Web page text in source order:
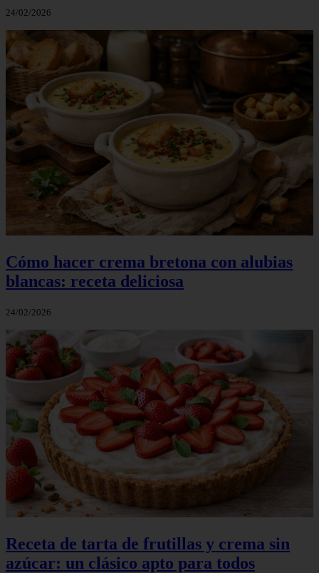
24/02/2026
Cómo hacer crema bretona con alubias
blancas: receta deliciosa
24/02/2026
Receta de tarta de frutillas y crema sin
azúcar: un clásico apto para todos